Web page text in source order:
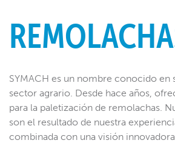
SYMACH es un nombre conocido en
sector agrario. Desde hace años,
para la paletización de remolachas.
son el resultado de nuestra
combinada con una visión